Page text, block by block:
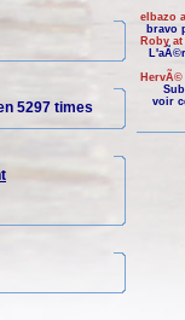
5297 times
elbazo
bravo
Roby at
HervÃ©
voir